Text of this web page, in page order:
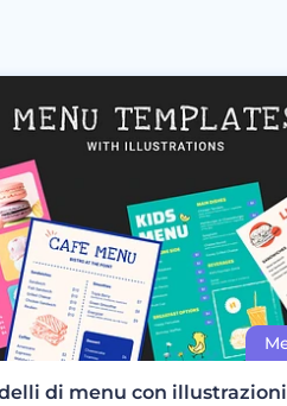
di menu con illustrazioni